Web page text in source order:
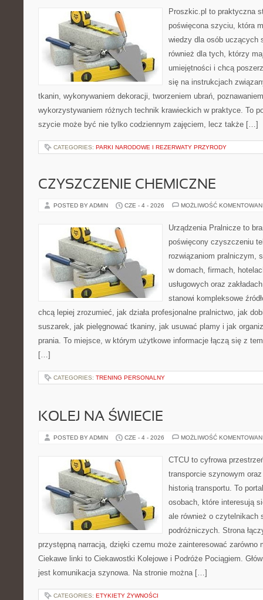
Proszkic.pl to praktyczna
poświęcona szyciu, która
wiedzy dla osób uczących
również dla tych, którzy
umiejętności i chcą
się na instrukcjach
tkanin, wykonywaniem dekoracji, tworzeniem ubrań,
wykorzystywaniem różnych technik krawieckich w praktyce. To
szycie może być nie tylko codziennym zajęciem, lecz także […]
CATEGORIES: PARKI NARODOWE I REZERWATY PRZYRODY
CZYSZCZENIE CHEMICZNE
POSTED BY ADMIN CZE - 4 - 2026 MOŻLIWOŚĆ
Urządzenia Pralnicze to
poświęcony czyszczeniu
rozwiązaniom pralniczym,
w domach, firmach,
usługowych oraz
stanowi kompleksowe
chcą lepiej zrozumieć, jak działa profesjonalne pralnictwo, jak
suszarek, jak pielęgnować tkaniny, jak usuwać plamy i jak
prania. To miejsce, w którym użytkowe informacje łączą się z
[…]
CATEGORIES: TRENING PERSONALNY
KOLEJ NA ŚWIECIE
POSTED BY ADMIN CZE - 4 - 2026 MOŻLIWOŚĆ
CTCU to cyfrowa
transporcie szynowym
historią transportu. To
osobach, które interesują
ale również o czytelnikach
podróżniczych. Strona
przystępną narracją, dzięki czemu może zainteresować zarówno
Ciekawe linki to Ciekawostki Kolejowe i Podróże Pociągiem.
jest komunikacja szynowa. Na stronie można […]
CATEGORIES: ETYKIETY ŻYWNOŚCI